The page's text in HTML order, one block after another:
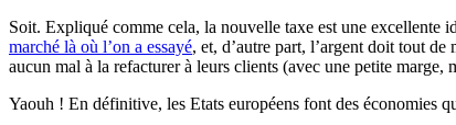
Soit. Expliqué comme cela, la nouvelle taxe est une excellente
marché là où l’on a essayé, et, d’autre part, l’argent doit tout
aucun mal à la refacturer à leurs clients (avec une petite
Yaouh ! En définitive, les Etats européens font des économies